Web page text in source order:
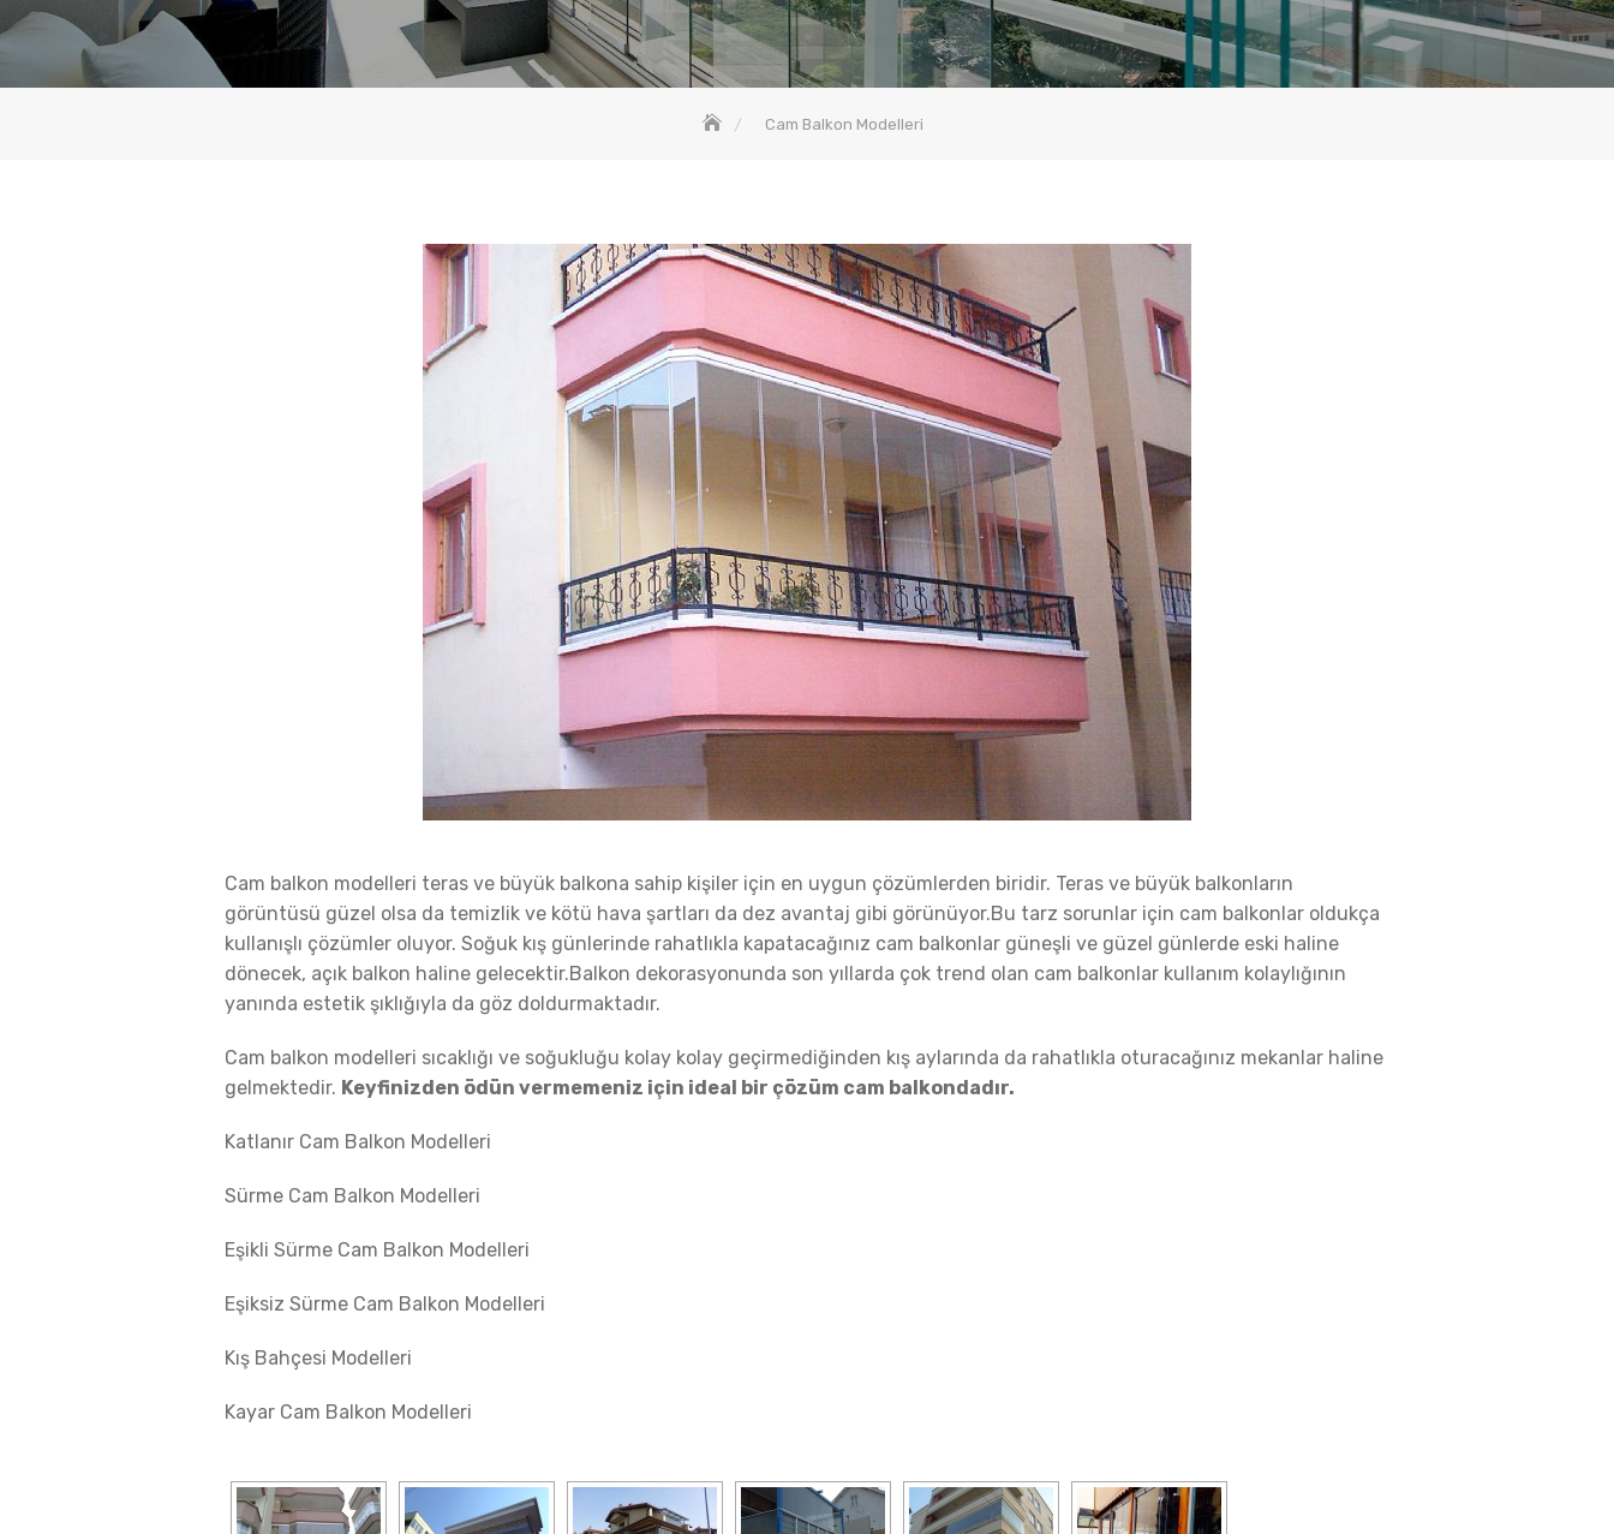
Cam Balkon Modelleri
Cam balkon modelleri teras ve büyük balkona sahip kişiler için en uygun çözümlerden biridir. Teras ve büyük balkonların
görüntüsü güzel olsa da temizlik ve kötü hava şartları da dez avantaj gibi görünüyor.Bu tarz sorunlar için cam balkonlar oldukça
kullanışlı çözümler oluyor. Soğuk kış günlerinde rahatlıkla kapatacağınız cam balkonlar güneşli ve güzel günlerde eski haline
dönecek, açık balkon haline gelecektir.Balkon dekorasyonunda son yıllarda çok trend olan cam balkonlar kullanım kolaylığının
yanında estetik şıklığıyla da göz doldurmaktadır.
Cam balkon modelleri sıcaklığı ve soğukluğu kolay kolay geçirmediğinden kış aylarında da rahatlıkla oturacağınız mekanlar haline
gelmektedir. Keyfinizden ödün vermemeniz için ideal bir çözüm cam balkondadır.
Katlanır Cam Balkon Modelleri
Sürme Cam Balkon Modelleri
Eşikli Sürme Cam Balkon Modelleri
Eşiksiz Sürme Cam Balkon Modelleri
Kış Bahçesi Modelleri
Kayar Cam Balkon Modelleri